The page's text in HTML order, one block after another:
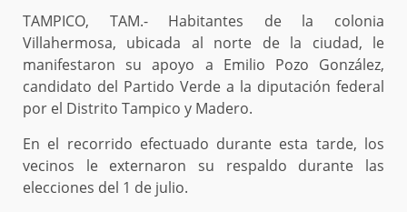
TAMPICO, TAM.- Habitantes de la colonia
Villahermosa, ubicada al norte de la ciudad, le
manifestaron su apoyo a Emilio Pozo González,
candidato del Partido Verde a la diputación federal
por el Distrito Tampico y Madero.
En el recorrido efectuado durante esta tarde, los
vecinos le externaron su respaldo durante las
elecciones del 1 de julio.